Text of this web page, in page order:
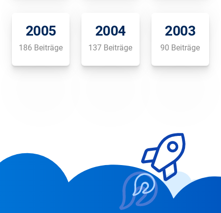
2005
186 Beiträge
2004
137 Beiträge
2003
90 Beiträge